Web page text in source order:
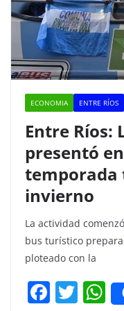
ECONOMIA ENTRE RÍOS
Entre Ríos:
presentó
temporada
invierno
La actividad
bus turístico
ploteado con la
F T